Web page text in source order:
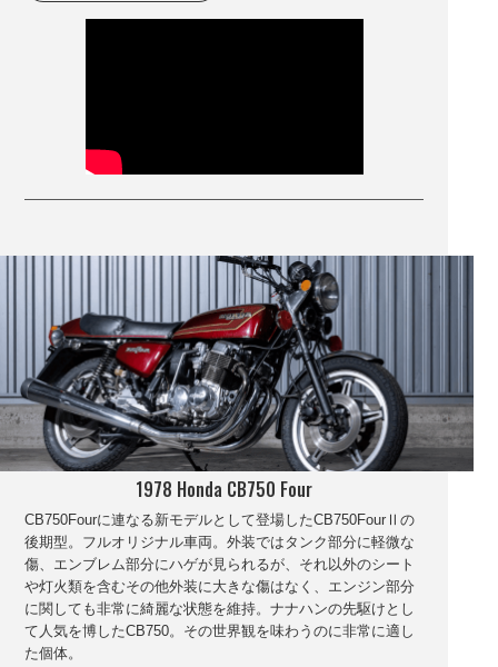
1978 Honda CB750 Four
CB750Fourに連なる新モデルとして登場したCB750FourⅡの
後期型。フルオリジナル車両。外装ではタンク部分に軽微な
傷、エンブレム部分にハゲが見られるが、それ以外のシート
や灯火類を含むその他外装に大きな傷はなく、エンジン部分
に関しても非常に綺麗な状態を維持。ナナハンの先駆けとし
て人気を博したCB750。その世界観を味わうのに非常に適し
た個体。